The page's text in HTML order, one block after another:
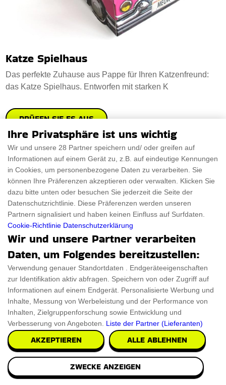
Katze Spielhaus
Das perfekte Zuhause aus Pappe für Ihren Katzenfreund:
das Katze Spielhaus. Entworfen mit starken K
PRÜFEN SIE ES AUS
Ihre Privatsphäre ist uns wichtig
Wir und unsere 28 Partner speichern und/ oder greifen auf
Informationen auf einem Gerät zu, z.B. auf eindeutige Kennungen
in Cookies, um personenbezogene Daten zu verarbeiten. Sie
können Ihre Präferenzen akzeptieren oder verwalten. Klicken Sie
dazu bitte unten oder besuchen Sie jederzeit die Seite der
Datenschutzrichtlinie. Diese Präferenzen werden unseren
Partnern signalisiert und haben keinen Einfluss auf Surfdaten.
Cookie-Richtlinie Datenschutzerklärung
Wir und unsere Partner verarbeiten
Daten, um Folgendes bereitzustellen:
Verwendung genauer Standortdaten . Endgeräteeigenschaften
zur Identifikation aktiv abfragen. Speichern von oder Zugriff auf
Informationen auf einem Endgerät. Personalisierte Werbung und
Inhalte, Messung von Werbeleistung und der Performance von
Inhalten, Zielgruppenforschung sowie Entwicklung und
Verbesserung von Angeboten. Liste der Partner (Lieferanten)
AKZEPTIEREN ALLE ABLEHNEN
ZWECKE ANZEIGEN